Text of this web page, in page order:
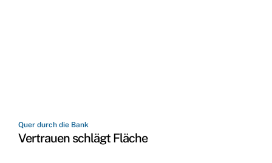
Quer durch die Bank
Vertrauen schlägt Fläche